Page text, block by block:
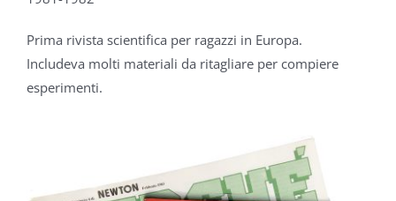
Prima rivista scientifica per ragazzi in Europa.
Includeva molti materiali da ritagliare per compiere
esperimenti.